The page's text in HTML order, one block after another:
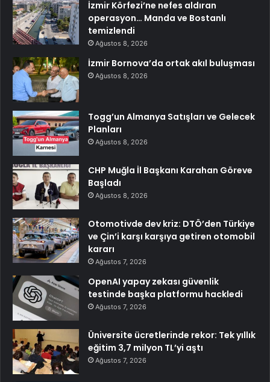
İzmir Körfezi’ne nefes aldıran
operasyon… Manda ve Bostanlı
temizlendi
Ağustos 8, 2026
İzmir Bornova’da ortak akıl buluşması
Ağustos 8, 2026
Togg’un Almanya Satışları ve Gelecek
Planları
Ağustos 8, 2026
CHP Muğla İl Başkanı Karahan Göreve
Başladı
Ağustos 8, 2026
Otomotivde dev kriz: DTÖ’den Türkiye
ve Çin’i karşı karşıya getiren otomobil
kararı
Ağustos 7, 2026
OpenAI yapay zekası güvenlik
testinde başka platformu hackledi
Ağustos 7, 2026
Üniversite ücretlerinde rekor: Tek yıllık
eğitim 3,7 milyon TL’yi aştı
Ağustos 7, 2026